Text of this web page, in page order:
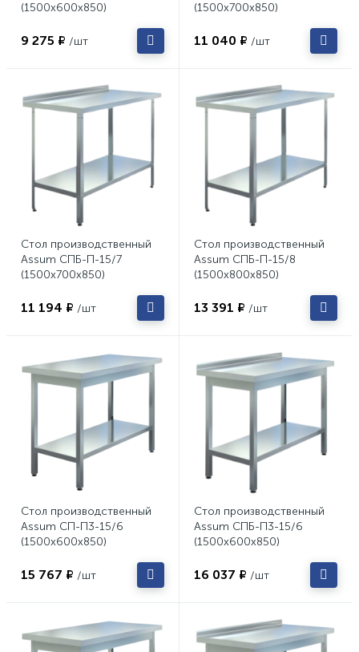
(1500х600х850)
9 275 ₽ /шт
(1500х700х850)
11 040 ₽ /шт
Стол производственный
Assum СПБ-П-15/7
(1500х700х850)
11 194 ₽ /шт
Стол производственный
Assum СПБ-П-15/8
(1500х800х850)
13 391 ₽ /шт
Стол производственный
Assum СП-П3-15/6
(1500х600х850)
15 767 ₽ /шт
Стол производственный
Assum СПБ-П3-15/6
(1500х600х850)
16 037 ₽ /шт